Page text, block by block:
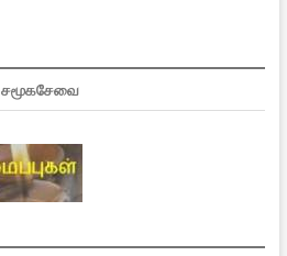
சமூகசேவை